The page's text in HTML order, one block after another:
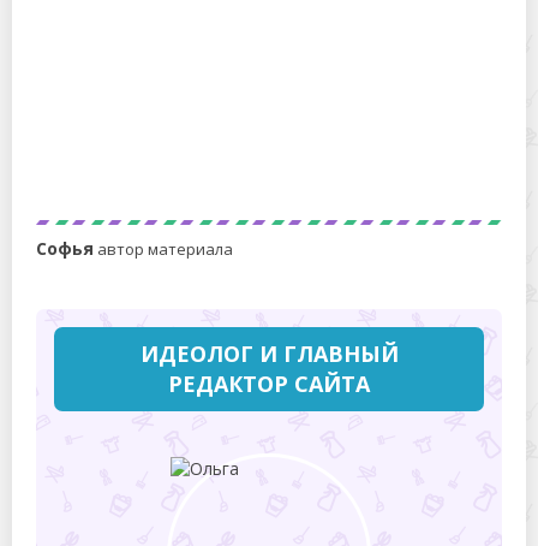
Софья автор материала
ИДЕОЛОГ И ГЛАВНЫЙ
РЕДАКТОР САЙТА